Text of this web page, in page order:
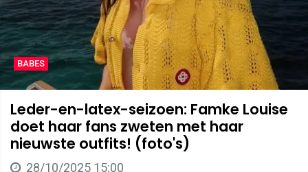
BABES
Leder-en-latex-seizoen: Famke Louise
doet haar fans zweten met haar
nieuwste outfits! (foto's)
28/10/2025 15:00